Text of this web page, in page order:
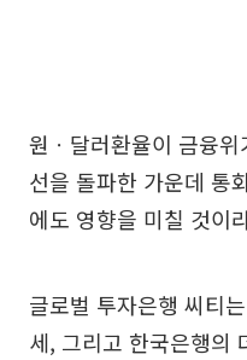
원ㆍ달러환율이 금융
선을 돌파한 가운데 통
에도 영향을 미칠 것이
글로벌 투자은행 씨티
세, 그리고 한국은행의